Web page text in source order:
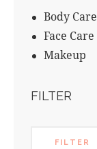
Body Care
Face Care
Makeup
FILTER
FILTER